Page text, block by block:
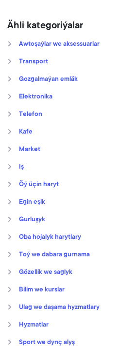
Ähli kategoriýalar
Awtoşaýlar we aksessuarlar
Transport
Gozgalmaýan emläk
Elektronika
Telefon
Kafe
Market
Iş
Öý üçin haryt
Egin eşik
Gurluşyk
Oba hojalyk harytlary
Toý we dabara gurnama
Gözellik we saglyk
Bilim we kurslar
Ulag we daşama hyzmatlary
Hyzmatlar
Sport we dynç alyş